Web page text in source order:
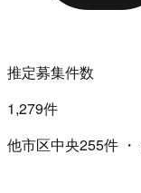
推定募集件数
1,279件
他市区中央255件 ・